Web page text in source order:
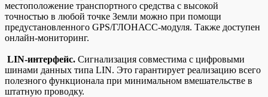
местоположение транспортного средства с высокой
точностью в любой точке Земли можно при помощи
предустановленного GPS/ГЛОНАСС-модуля. Также доступен
онлайн-мониторинг.
LIN-интерфейс. Сигнализация совместима с цифровыми
шинами данных типа LIN. Это гарантирует реализацию всего
полезного функционала при минимальном вмешательстве в
штатную проводку.